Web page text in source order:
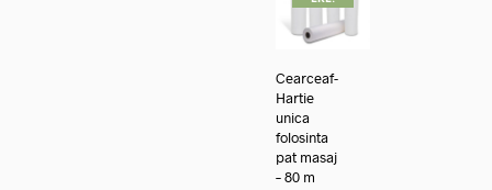
Cearceaf-
Hartie
unica
folosinta
pat masaj
– 80 m